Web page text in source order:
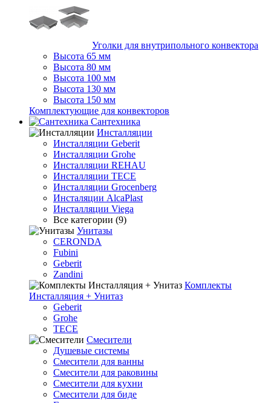
Уголки для внутрипольного конвектора
Высота 65 мм
Высота 80 мм
Высота 100 мм
Высота 130 мм
Высота 150 мм
Комплектующие для конвекторов
Сантехника
Инсталляции
Инсталляции Geberit
Инсталляции Grohe
Инсталляции REHAU
Инсталляции TECE
Инсталляции Grocenberg
Инсталяции AlcaPlast
Инсталляции Viega
Все категории (9)
Унитазы
CERONDA
Fubini
Geberit
Zandini
Комплекты
Инсталляция + Унитаз
Geberit
Grohe
TECE
Смесители
Душевые системы
Смесители для ванны
Смесители для раковины
Смесители для кухни
Смесители для биде